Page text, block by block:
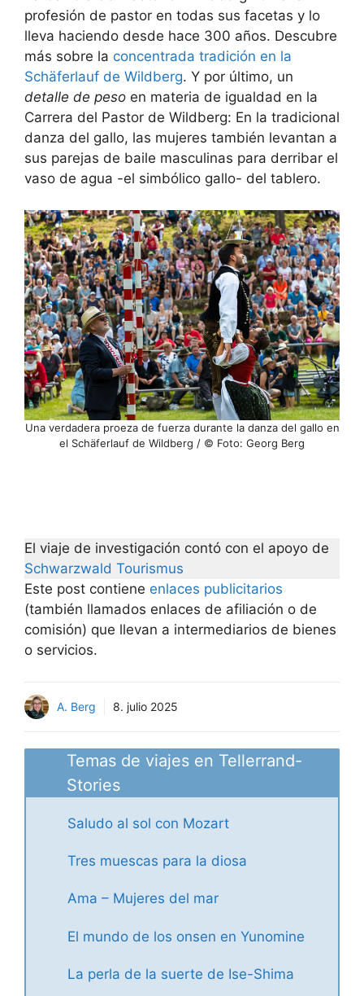
profesión de pastor en todas sus facetas y lo
lleva haciendo desde hace 300 años. Descubre
más sobre la concentrada tradición en la
Schäferlauf de Wildberg. Y por último, un
detalle de peso en materia de igualdad en la
Carrera del Pastor de Wildberg: En la tradicional
danza del gallo, las mujeres también levantan a
sus parejas de baile masculinas para derribar el
vaso de agua -el simbólico gallo- del tablero.
Una verdadera proeza de fuerza durante la danza del gallo en
el Schäferlauf de Wildberg / © Foto: Georg Berg
El viaje de investigación contó con el apoyo de
Schwarzwald Tourismus
Este post contiene enlaces publicitarios
(también llamados enlaces de afiliación o de
comisión) que llevan a intermediarios de bienes
o servicios.
A. Berg 8. julio 2025
Temas de viajes en Tellerrand-
Stories
Saludo al sol con Mozart
Tres muescas para la diosa
Ama – Mujeres del mar
El mundo de los onsen en Yunomine
La perla de la suerte de Ise-Shima